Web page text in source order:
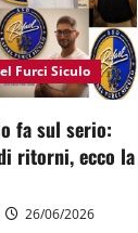
Furci Siculo
fa sul serio:
ritorni, ecco la
26/06/2026